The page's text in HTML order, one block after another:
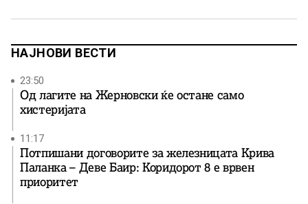
забрана на партијата во периодот на распадот на
НАЈНОВИ ВЕСТИ
23:50
Од лагите на Жерновски ќе остане само
хистеријата
11:17
Потпишани договорите за железницата Крива
Паланка – Деве Баир: Коридорот 8 е врвен
приоритет